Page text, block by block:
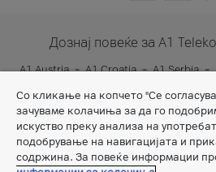
Дознај повеќе за A1
A1 Austria A1 Croatia A1 Serbia
Со кликање на копчето "Се
зачуваме колачиња за да го
искуство преку анализа на
подобрување на навигацијата и
содржина. За повеќе информации